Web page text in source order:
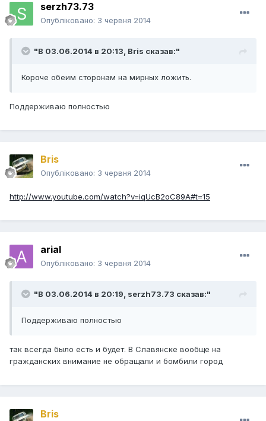
serzh73.73
Опубліковано: 3 червня 2014
"В 03.06.2014 в 20:13, Bris сказав:"
Короче обеим сторонам на мирных ложить.
Поддерживаю полностью
Bris
Опубліковано: 3 червня 2014
http://www.youtube.com/watch?v=iqUcB2oC89A#t=15
arial
Опубліковано: 3 червня 2014
"В 03.06.2014 в 20:19, serzh73.73 сказав:"
Поддерживаю полностью
так всегда было есть и будет. В Славянске вообще на
гражданских внимание не обращали и бомбили город
Bris